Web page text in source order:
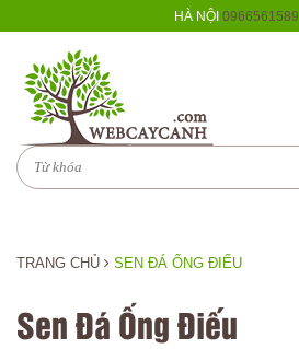
HÀ NỘI 0966561589
TRANG CHỦ SEN ĐÁ ỐNG ĐIẾU
Sen Đá Ống Điếu